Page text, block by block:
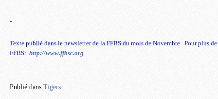
Texte publié dans le newsletter de la FFBS du mois de Novembre . Pour plus
FFBS: http://www.ffbsc.org
Publié dans Tigers